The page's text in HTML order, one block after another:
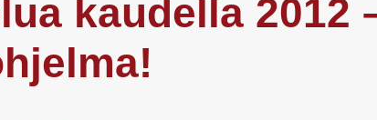
kaudella 2012